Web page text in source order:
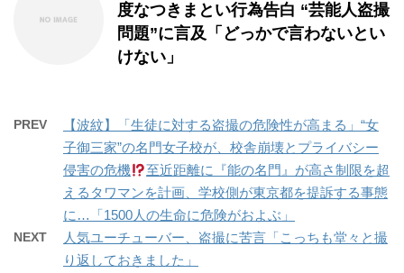
度なつきまとい行為告白 “芸能人盗撮
問題”に言及「どっかで言わないとい
けない」
PREV
【波紋】「生徒に対する盗撮の危険性が高まる」“女
子御三家”の名門女子校が、校舎崩壊とプライバシー
侵害の危機
至近距離に『能の名門』が高さ制限を超
えるタワマンを計画、学校側が東京都を提訴する事態
に…「1500人の生命に危険がおよぶ」
NEXT
人気ユーチューバー、盗撮に苦言「こっちも堂々と撮
り返しておきました」